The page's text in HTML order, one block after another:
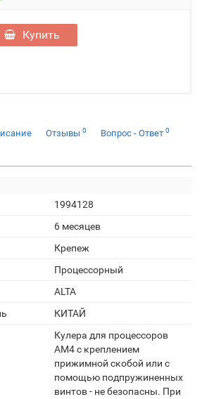
Купить
Отзывы 0 Вопрос - Ответ 0
1994128
6 месяцев
Крепеж
Процессорный
ALTA
КИТАЙ
Кулера для процессоров
AM4 с креплением
прижимной скобой или с
помощью подпружиненных
винтов - не безопасны. При